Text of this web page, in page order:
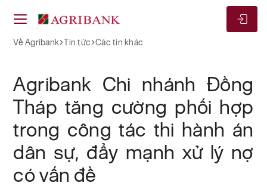
Về Agribank Tin tức Các tin khác
Agribank Chi nhánh Đồng
Tháp tăng cường phối hợp
trong công tác thi hành án
dân sự, đẩy mạnh xử lý nợ
có vấn đề